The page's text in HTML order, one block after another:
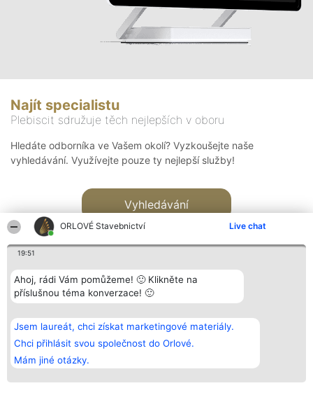
ORLOVÉ Stavebnictví Live chat
19:51
Ahoj, rádi Vám pomůžeme! 🙂 Klikněte na
příslušnou téma konverzace! 🙂
Jsem laureát, chci získat marketingové materiály.
Chci přihlásit svou společnost do Orlové.
Mám jiné otázky.
Najít specialistu
Plebiscit sdružuje těch nejlepších v oboru
Hledáte odborníka ve Vašem okolí? Vyzkoušejte naše
vyhledávání. Využívejte pouze ty nejlepší služby!
Vyhledávání
Bright Side Solutions sp. z o.
o. sp. k.
ul. Ruska 22
Wrocław 50-079
KRS 0000749100 | Regon
381313360 | NIP 8943132676
Vítězové
Seznam všech
laureátů
Zásady
Zásady
Kontakt